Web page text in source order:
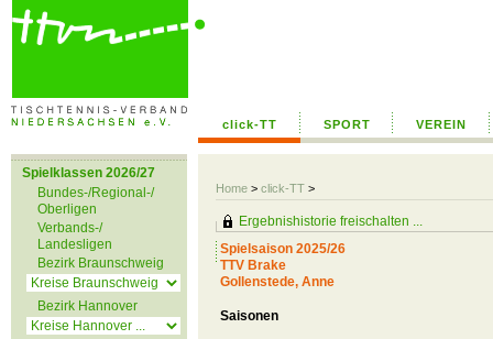
click-TT SPORT VEREIN
Home > click-TT >
Spielklassen 2026/27
Bundes-/Regional-/
Oberligen
Verbands-/
Landesligen
Bezirk Braunschweig
Bezirk Hannover
Ergebnishistorie freischalten ...
Spielsaison 2025/26
TTV Brake
Gollenstede, Anne
Saisonen